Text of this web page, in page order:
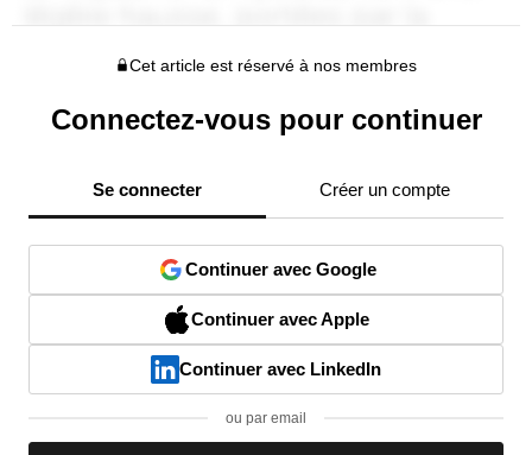
Cet article est réservé à nos membres
Connectez-vous pour continuer
Se connecter Créer un compte
Continuer avec Google
Continuer avec Apple
Continuer avec LinkedIn
ou par email